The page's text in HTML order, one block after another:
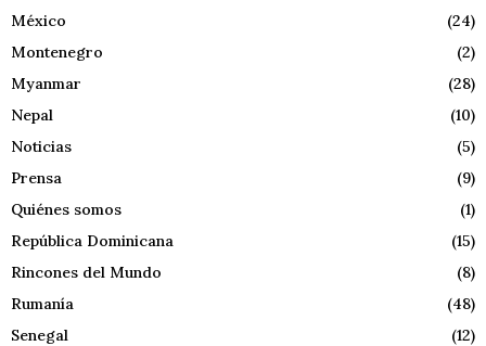
México
(24)
Montenegro
(2)
Myanmar
(28)
Nepal
(10)
Noticias
(5)
Prensa
(9)
Quiénes somos
(1)
República Dominicana
(15)
Rincones del Mundo
(8)
Rumanía
(48)
Senegal
(12)